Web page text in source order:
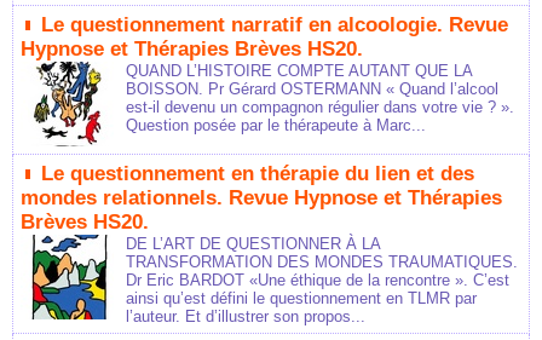
Le questionnement narratif en alcoologie. Revue
Hypnose et Thérapies Brèves HS20.
QUAND L’HISTOIRE COMPTE AUTANT QUE LA
BOISSON. Pr Gérard OSTERMANN « Quand l’alcool
est-il devenu un compagnon régulier dans votre vie ? ».
Question posée par le thérapeute à Marc...
Le questionnement en thérapie du lien et des
mondes relationnels. Revue Hypnose et Thérapies
Brèves HS20.
DE L’ART DE QUESTIONNER À LA
TRANSFORMATION DES MONDES TRAUMATIQUES.
Dr Eric BARDOT «Une éthique de la rencontre ». C’est
ainsi qu’est défini le questionnement en TLMR par
l’auteur. Et d’illustrer son propos...